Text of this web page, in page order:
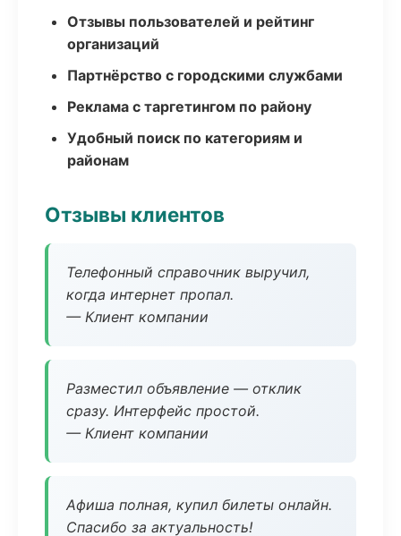
Отзывы пользователей и рейтинг
организаций
Партнёрство с городскими службами
Реклама с таргетингом по району
Удобный поиск по категориям и
районам
Отзывы клиентов
Телефонный справочник выручил,
когда интернет пропал.
— Клиент компании
Разместил объявление — отклик
сразу. Интерфейс простой.
— Клиент компании
Афиша полная, купил билеты онлайн.
Спасибо за актуальность!